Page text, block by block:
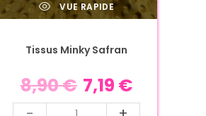
VUE RAPIDE
Tissus Minky Safran
8,90€ 7,19 €